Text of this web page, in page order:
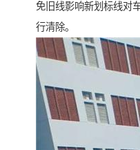
免旧线影响新划标线对
行清除。